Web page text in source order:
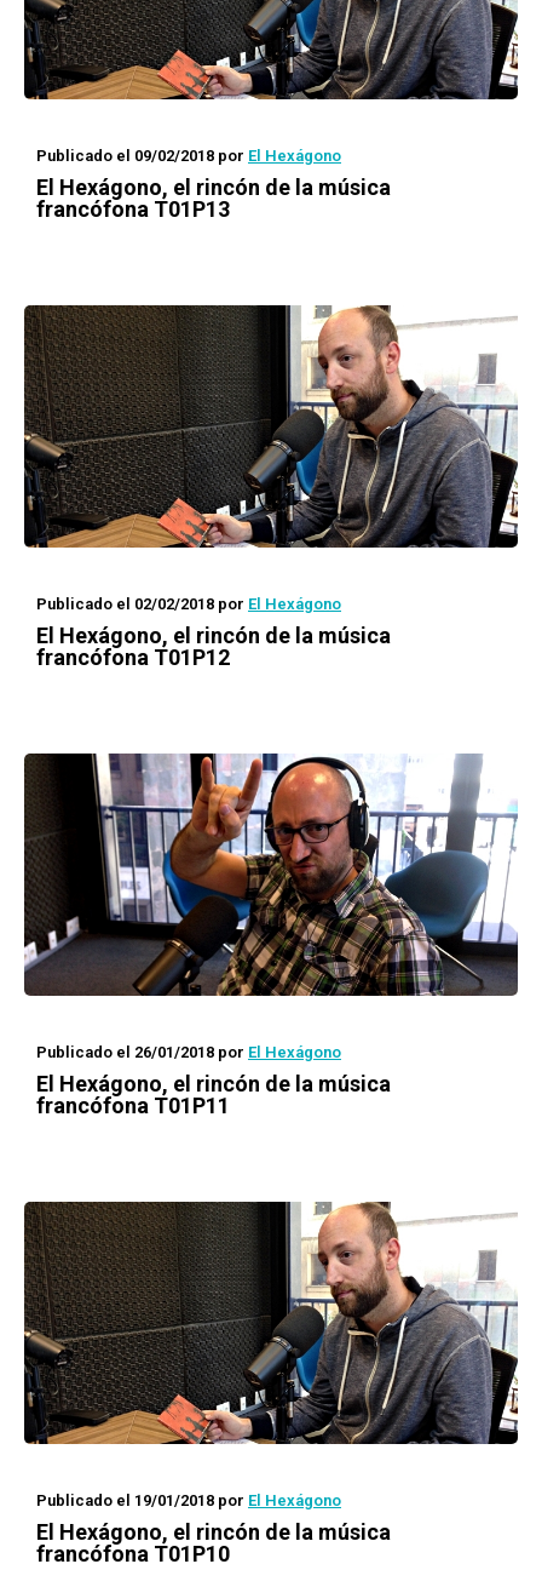
Publicado el 09/02/2018 por El Hexágono
El Hexágono, el rincón de la música
francófona T01P13
Publicado el 02/02/2018 por El Hexágono
El Hexágono, el rincón de la música
francófona T01P12
Publicado el 26/01/2018 por El Hexágono
El Hexágono, el rincón de la música
francófona T01P11
Publicado el 19/01/2018 por El Hexágono
El Hexágono, el rincón de la música
francófona T01P10